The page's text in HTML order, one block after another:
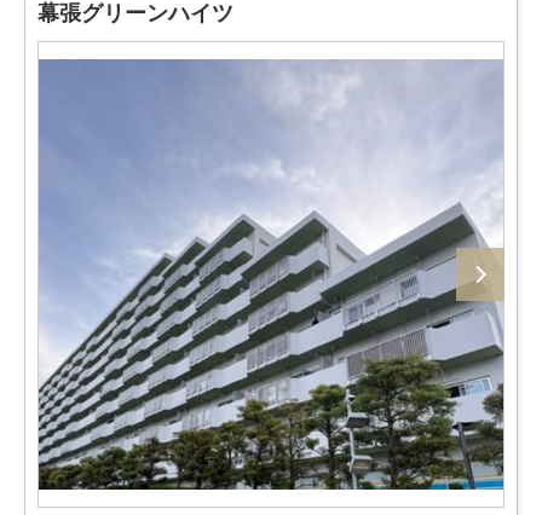
幕張グリーンハイツ